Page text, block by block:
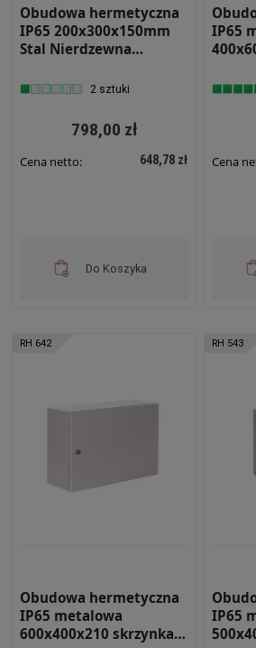
Obudowa hermetyczna
IP65 200x300x150mm
Stal Nierdzewna
płytą montażową RH-
Sterownicza
2 sztuki
798,00 zł
Cena netto: 648,78 zł
Do Koszyka
IP65
Cena
RH 642
Obudowa hermetyczna
IP65 metalowa
600x400x210 skrzynka
RH 543
IP65